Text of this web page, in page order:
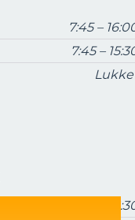
7:45 –
7:45 –
7:15 –